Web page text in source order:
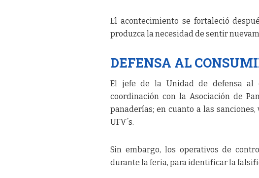
El acontecimiento se fortaleció
produzca la necesidad de sentir
DEFENSA AL
El jefe de la Unidad de defensa al
coordinación con la Asociación de
panaderías; en cuanto a las
UFV´s.
Sin embargo, los operativos de
durante la feria, para identificar la